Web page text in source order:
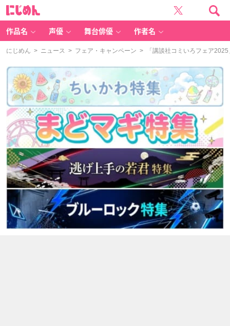
作品名 声優 舞台俳優 作者名
にじめん > ニュース > フェア・キャンペーン > 「講談社コミいろフェア